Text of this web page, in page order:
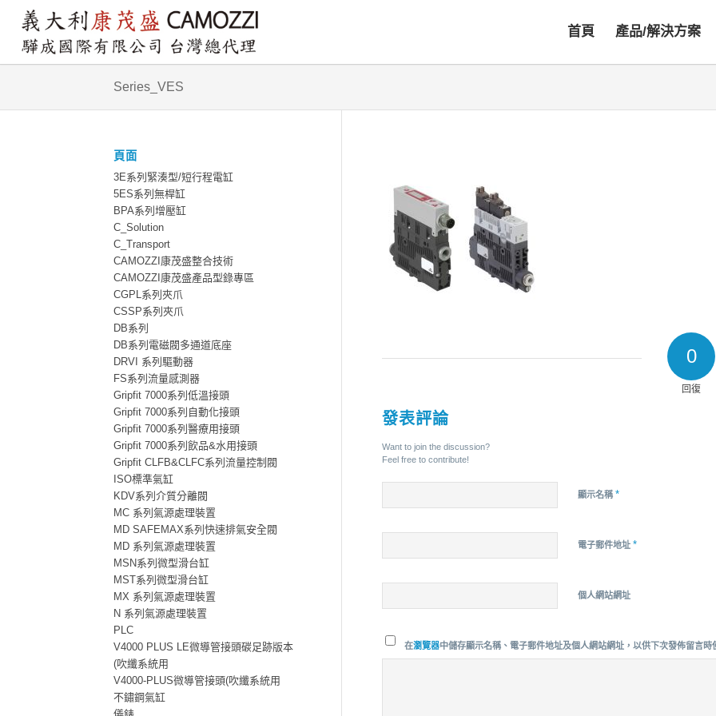
首頁 產品/解決方案
Series_VES
0
回復
發表評論
Want to join the discussion?
Feel free to contribute!
顯示名稱*
電子郵件地址*
個人網站網址
在瀏覽器中儲存顯示名稱、電子郵件地址及個人網站網址，以供下次發佈留言時
頁面
3E系列緊湊型/短行程電缸
5ES系列無桿缸
BPA系列增壓缸
C_Solution
C_Transport
CAMOZZI康茂盛整合技術
CAMOZZI康茂盛產品型錄專區
CGPL系列夾爪
CSSP系列夾爪
DB系列
DB系列電磁閥多通道底座
DRVI 系列驅動器
FS系列流量感測器
Gripfit 7000系列低溫接頭
Gripfit 7000系列自動化接頭
Gripfit 7000系列醫療用接頭
Gripfit 7000系列飲品&水用接頭
Gripfit CLFB&CLFC系列流量控制閥
ISO標準氣缸
KDV系列介質分離閥
MC 系列氣源處理裝置
MD SAFEMAX系列快速排氣安全閥
MD 系列氣源處理裝置
MSN系列微型滑台缸
MST系列微型滑台缸
MX 系列氣源處理裝置
N 系列氣源處理裝置
PLC
V4000 PLUS LE微導管接頭碳足跡版本
(吹纖系統用
V4000-PLUS微導管接頭(吹纖系統用
不鏽鋼氣缸